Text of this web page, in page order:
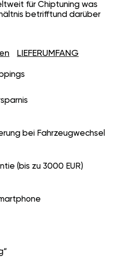
für Chiptuning was
betrifftund darüber
LIEFERUMFANG
bei Fahrzeugwechsel
(bis zu 3000 EUR)